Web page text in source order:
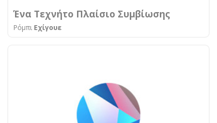
Ένα Τεχνήτο Πλαίσιο Συμβίωσης
Ρόμπι Εχίγουε